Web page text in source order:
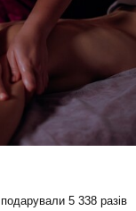
подарували 5 338 разів